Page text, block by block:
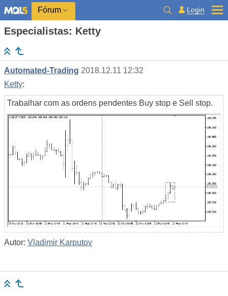
Fórum Login
Especialistas: Ketty
Automated-Trading 2018.12.11 12:32
Ketty:
Trabalhar com as ordens pendentes Buy stop e Sell stop.
Autor: Vladimir Karputov